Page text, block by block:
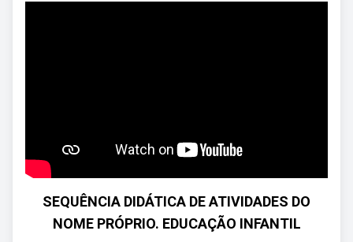
SEQUÊNCIA DIDÁTICA DE ATIVIDADES DO
NOME PRÓPRIO. EDUCAÇÃO INFANTIL